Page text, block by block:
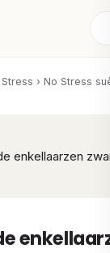
Stress › No Stress